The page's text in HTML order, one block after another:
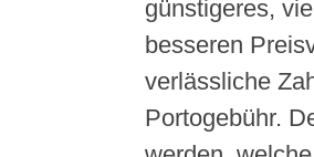
günstigeres,
besseren
verlässliche
Portogebühr.